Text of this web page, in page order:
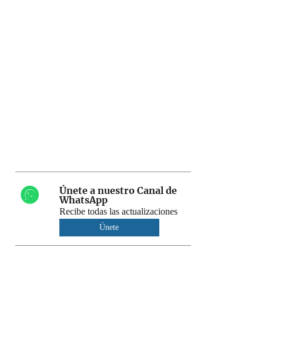
Únete a nuestro Canal de
WhatsApp
Recibe todas las actualizaciones
Únete